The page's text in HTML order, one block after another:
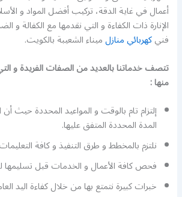
أعمال في غاية الدقة، تركيب أفضل المواد و
الإنارة ذات الكفاءة و التي نقدمها مع الكفالة و
فنيكهربائي منازلميناء الشعيبة بالكويت.
تتصف خدماتنا بالعديد من الصفات الفريدة و
منها :
إلتزام تام بالوقت و المواعيد المحددة حيث
المدة المحددة المتفق عليها.
نلتزم بالمخطط و طرق التنفيذ و كافة
فحص كافة الأعمال و الخدمات قبل تسليمها
خبرات كبيرة نتمتع بها من خلال كفاءة اليد